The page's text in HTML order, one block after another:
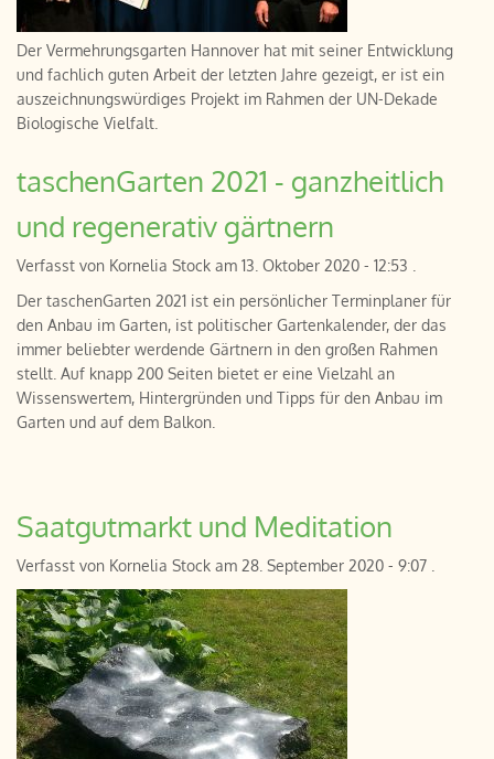
Der Vermehrungsgarten Hannover hat mit seiner Entwicklung
und fachlich guten Arbeit der letzten Jahre gezeigt, er ist ein
auszeichnungswürdiges Projekt im Rahmen der UN-Dekade
Biologische Vielfalt.
taschenGarten 2021 - ganzheitlich
und regenerativ gärtnern
Verfasst von Kornelia Stock am 13. Oktober 2020 - 12:53
Der taschenGarten 2021 ist ein persönlicher Terminplaner für
den Anbau im Garten, ist politischer Gartenkalender, der das
immer beliebter werdende Gärtnern in den großen Rahmen
stellt. Auf knapp 200 Seiten bietet er eine Vielzahl an
Wissenswertem, Hintergründen und Tipps für den Anbau im
Garten und auf dem Balkon.
Saatgutmarkt und Meditation
Verfasst von Kornelia Stock am 28. September 2020 - 9:07